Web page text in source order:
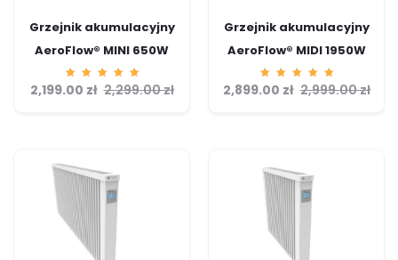
Grzejnik akumulacyjny
AeroFlow® MINI 650W
Ocenion
o2,299.00zł
2,199.00 zł
Grzejnik akumulacyjny
AeroFlow® MIDI 1950W
Ocenion
o2,999.00zł
2,899.00 zł